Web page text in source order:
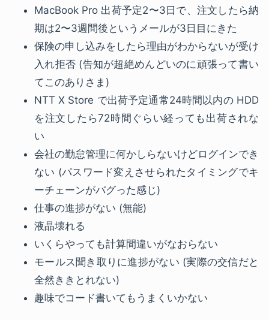
MacBook Pro 出荷予定2〜3日で、注文したら納
期は2〜3週間後というメールが3日目にきた
保険の申し込みをしたら理由がわからないが受け
入れ拒否 (告知が超絶めんどいのに頑張って書い
てこのありさま)
NTT X Store で出荷予定通常24時間以内の HDD
を注文したら72時間ぐらい経っても出荷されな
い
会社の勤怠管理に何かしらないけどログインでき
ない (パスワード変えさせられたタイミングでキ
ーチェーンがバグった感じ)
仕事の進捗がない (無能)
液晶壊れる
いくらやっても計算間違いがなおらない
モールス聞き取りに進捗がない (実際の交信だと
全然ききとれない)
趣味でコード書いてもうまくいかない